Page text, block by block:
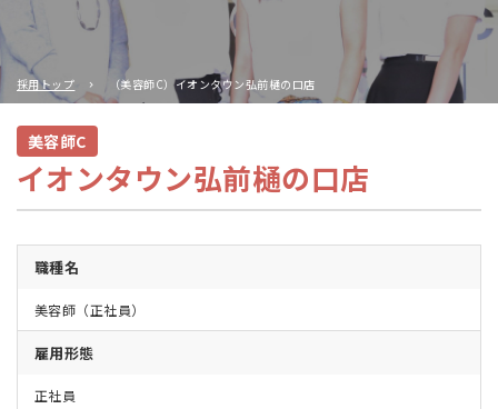
採用トップ （美容師C）イオンタウン弘前樋の口店
美容師C
イオンタウン弘前樋の口店
職種名
美容師（正社員）
雇用形態
正社員